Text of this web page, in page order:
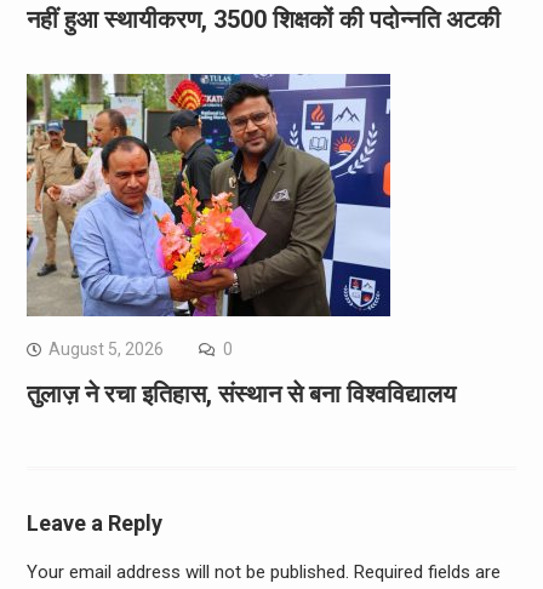
नहीं हुआ स्थायीकरण, 3500 शिक्षकों की पदोन्नति अटकी
August 5, 2026 0
तुलाज़ ने रचा इतिहास, संस्थान से बना विश्वविद्यालय
Leave a Reply
Your email address will not be published. Required fields are